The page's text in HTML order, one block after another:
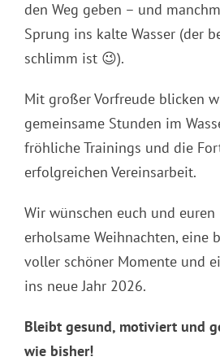
den Weg geben – und
Sprung ins kalte Wasser (der
schlimm ist 😉).
Mit großer Vorfreude blicken
gemeinsame Stunden im
fröhliche Trainings und die
erfolgreichen Vereinsarbeit.
Wir wünschen euch und
erholsame Weihnachten, eine
voller schöner Momente und
ins neue Jahr 2026.
Bleibt gesund, motiviert und
wie bisher!